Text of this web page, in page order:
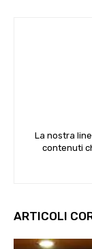
La nostra
contenuti
ARTICOLI